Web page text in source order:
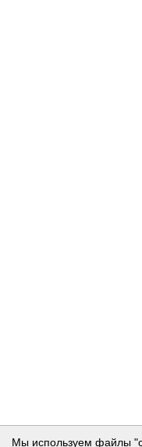
Мы используем файлы